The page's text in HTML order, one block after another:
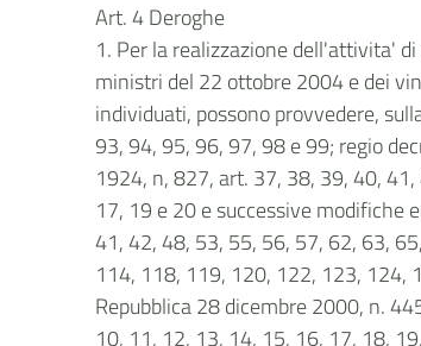
Art. 4 Deroghe
1. Per la realizzazione dell'attivita'
ministri del 22 ottobre 2004 e dei
individuati, possono provvedere,
93, 94, 95, 96, 97, 98 e 99; regio
1924, n, 827, art. 37, 38, 39, 40,
17, 19 e 20 e successive modifiche
41, 42, 48, 53, 55, 56, 57, 62, 63,
114, 118, 119, 120, 122, 123, 124,
Repubblica 28 dicembre 2000, n.
10, 11, 12, 13, 14, 15, 16, 17, 18,